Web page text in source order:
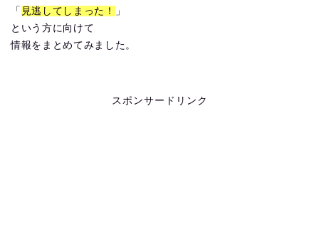
「 見逃してしまった！
」
という方に向けて
情報をまとめてみました。
スポンサードリンク